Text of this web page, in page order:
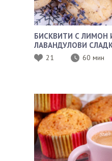
БИСКВИТИ С ЛИМОН
ЛАВАНДУЛОВИ
21 60 мин